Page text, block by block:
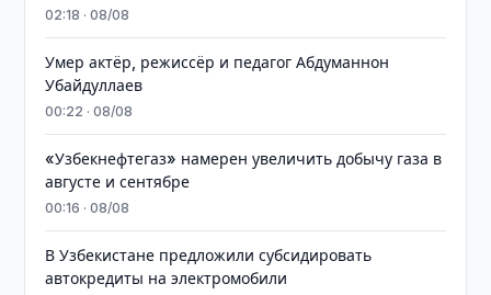
02:18 · 08/08
Умер актёр, режиссёр и педагог Абдуманнон
Убайдуллаев
00:22 · 08/08
«Узбекнефтегаз» намерен увеличить добычу газа в
августе и сентябре
00:16 · 08/08
В Узбекистане предложили субсидировать
автокредиты на электромобили